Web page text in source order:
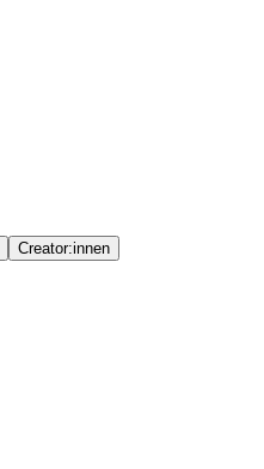
Creator:innen